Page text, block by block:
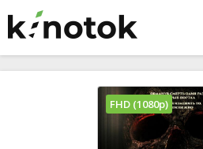
FHD (1080p)